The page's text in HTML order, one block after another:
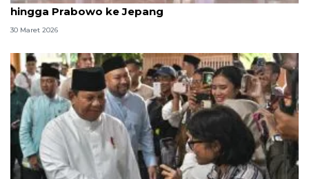
hingga Prabowo ke Jepang
30 Maret 2026